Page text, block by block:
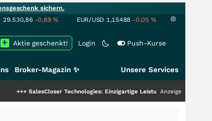
sichern.
29.530,86 -0,69% EUR/USD 1,15488 -0,05 %
Login Push-Kurse
Aktie geschenkt!
Broker-Magazin ✨ Unsere Services
Technologies: Einzigartige Leistung zieht die Top-Dogs an!
Anzeige